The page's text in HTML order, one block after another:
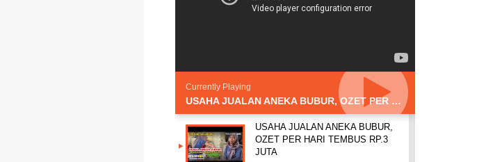
Currently Playing
USAHA JUALAN ANEKA BUBUR, OZET PER HARI TEMBUS RP.3 JUTA
USAHA JUALAN ANEKA BUBUR,
OZET PER HARI TEMBUS RP.3
JUTA